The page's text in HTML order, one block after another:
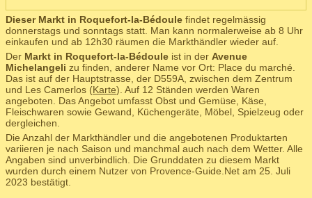
Dieser Markt in Roquefort-la-Bédoule findet regelmässig
donnerstags und sonntags statt. Man kann normalerweise ab 8 Uhr
einkaufen und ab 12h30 räumen die Markthändler wieder auf.
Der Markt in Roquefort-la-Bédoule ist in der Avenue
Michelangeli zu finden, anderer Name vor Ort: Place du marché.
Das ist auf der Hauptstrasse, der D559A, zwischen dem Zentrum
und Les Camerlos (Karte). Auf 12 Ständen werden Waren
angeboten. Das Angebot umfasst Obst und Gemüse, Käse,
Fleischwaren sowie Gewand, Küchengeräte, Möbel, Spielzeug oder
dergleichen.
Die Anzahl der Markthändler und die angebotenen Produktarten
variieren je nach Saison und manchmal auch nach dem Wetter. Alle
Angaben sind unverbindlich. Die Grunddaten zu diesem Markt
wurden durch einem Nutzer von Provence-Guide.Net am 25. Juli
2023 bestätigt.